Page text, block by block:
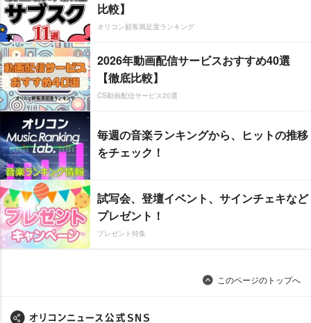
比較】
オリコン顧客満足度ランキング
2026年動画配信サービスおすすめ40選
【徹底比較】
CS動画配信サービス20選
毎週の音楽ランキングから、ヒットの推移
をチェック！
試写会、登壇イベント、サインチェキなど
プレゼント！
プレゼント特集
このページのトップへ